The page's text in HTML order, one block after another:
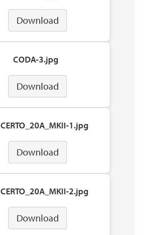
Download
CODA-3.jpg
Download
1.jpg
Download
2.jpg
Download